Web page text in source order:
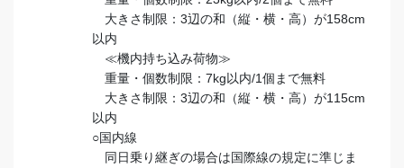
大きさ制限：3辺の和（縦・横・高）が158cm
以内
≪機内持ち込み荷物≫
重量・個数制限：7kg以内/1個まで無料
大きさ制限：3辺の和（縦・横・高）が115cm
以内
○国内線
同日乗り継ぎの場合は国際線の規定に準じま